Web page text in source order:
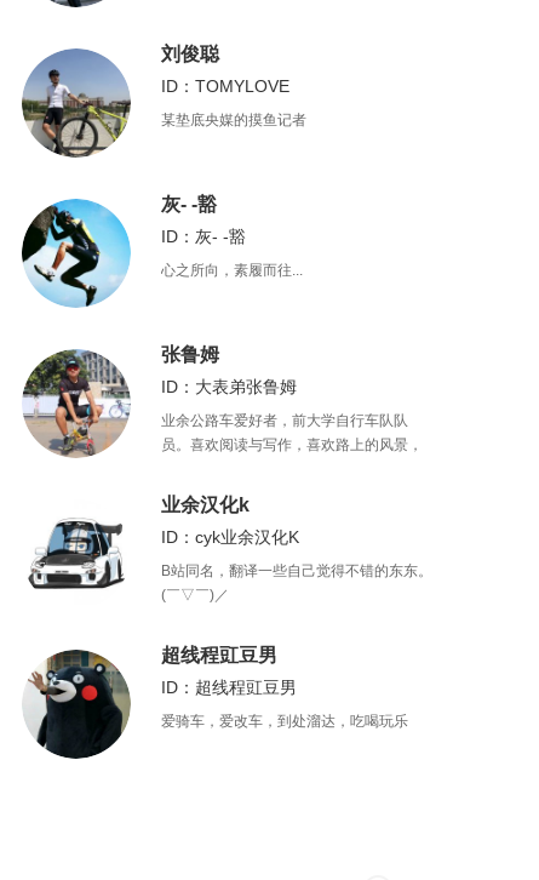
刘俊聪
ID：TOMYLOVE
某垫底央媒的摸鱼记者
灰- -豁
ID：灰- -豁
心之所向，素履而往...
张鲁姆
ID：大表弟张鲁姆
业余公路车爱好者，前大学自行车队队
员。喜欢阅读与写作，喜欢路上的风景，
业余汉化k
ID：cyk业余汉化K
B站同名，翻译一些自己觉得不错的东东。
(￣▽￣)／
超线程豇豆男
ID：超线程豇豆男
爱骑车，爱改车，到处溜达，吃喝玩乐